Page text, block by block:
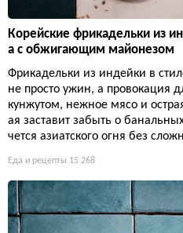
Корейские фрикадельки из
а с обжигающим майонезом
Фрикадельки из индейки в
не просто ужин, а провокация
кунжутом, нежное мясо и
ая заставит забыть о
чется азиатского огня без
Еда и рецепты 15 268